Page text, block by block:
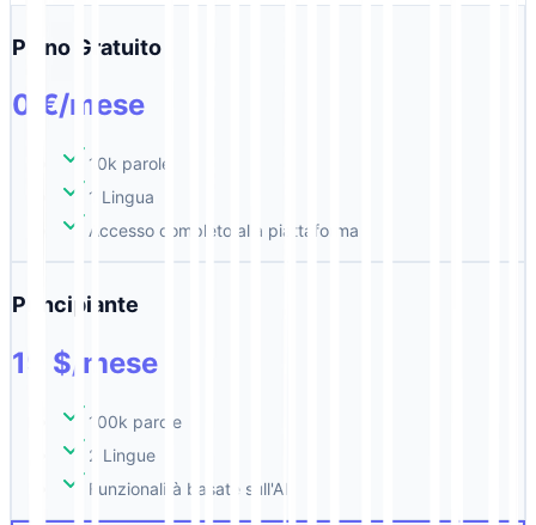
Piano Gratuito
0 €/mese
10k parole
1 Lingua
Accesso completo alla piattaforma
Principiante
19 $/mese
100k parole
2 Lingue
Funzionalità basate sull'AI